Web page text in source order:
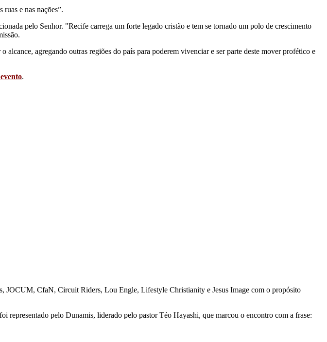
e nas nações”.
pelo Senhor. "Recife carrega um forte legado cristão e tem se tornado um polo de crescimento
agregando outras regiões do país para poderem vivenciar e ser parte deste mover profético e
evento.
JOCUM, CfaN, Circuit Riders, Lou Engle, Lifestyle Christianity e Jesus Image com o propósito
pelo Dunamis, liderado pelo pastor Téo Hayashi, que marcou o encontro com a frase: